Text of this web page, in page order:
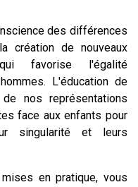
des différences
création de nouveaux
favorise l'égalité
L'éducation de
nos représentations
face aux enfants pour
singularité et leurs
en pratique, vous